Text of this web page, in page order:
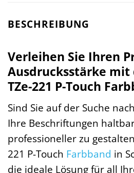
BESCHREIBUNG
Verleihen Sie Ihren
Ausdrucksstärke
TZe-221 P-Touch
Sind Sie auf der Suche
Ihre Beschriftungen
professioneller zu
221 P-Touch Farbband in
die ideale Lösung für all